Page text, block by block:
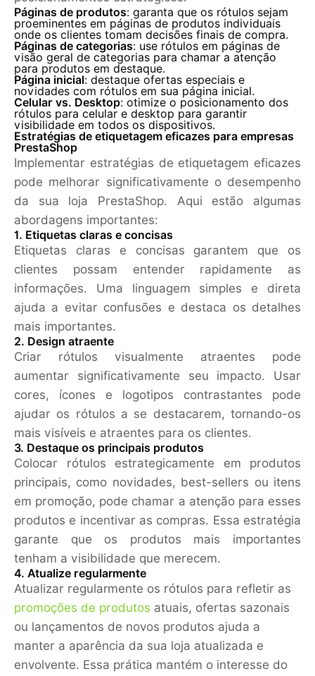
Páginas de produtos: garanta que os rótulos sejam
proeminentes em páginas de produtos individuais
onde os clientes tomam decisões finais de compra.
Páginas de categorias: use rótulos em páginas de
visão geral de categorias para chamar a atenção
para produtos em destaque.
Página inicial: destaque ofertas especiais e
novidades com rótulos em sua página inicial.
Celular vs. Desktop: otimize o posicionamento dos
rótulos para celular e desktop para garantir
visibilidade em todos os dispositivos.
Estratégias de etiquetagem eficazes para empresas
PrestaShop
Implementar estratégias de etiquetagem eficazes
pode melhorar significativamente o desempenho
da sua loja PrestaShop. Aqui estão algumas
abordagens importantes:
1. Etiquetas claras e concisas
Etiquetas claras e concisas garantem que os
clientes possam entender rapidamente as
informações. Uma linguagem simples e direta
ajuda a evitar confusões e destaca os detalhes
mais importantes.
2. Design atraente
Criar rótulos visualmente atraentes pode
aumentar significativamente seu impacto. Usar
cores, ícones e logotipos contrastantes pode
ajudar os rótulos a se destacarem, tornando-os
mais visíveis e atraentes para os clientes.
3. Destaque os principais produtos
Colocar rótulos estrategicamente em produtos
principais, como novidades, best-sellers ou itens
em promoção, pode chamar a atenção para esses
produtos e incentivar as compras. Essa estratégia
garante que os produtos mais importantes
tenham a visibilidade que merecem.
4. Atualize regularmente
Atualizar regularmente os rótulos para refletir as
promoções de produtos atuais, ofertas sazonais
ou lançamentos de novos produtos ajuda a
manter a aparência da sua loja atualizada e
envolvente. Essa prática mantém o interesse do